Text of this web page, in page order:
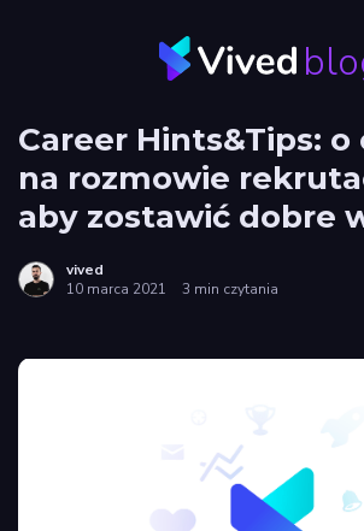
JVM
Craftsmanship
Frontend
Career Hints&Tips:
na rozmowie
aby zostawić dobre
vived
10 marca 2021
3 min czytania